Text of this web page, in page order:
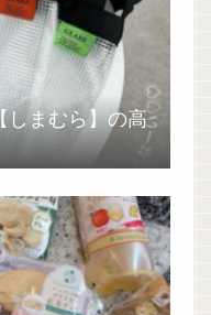
しまむら】の高